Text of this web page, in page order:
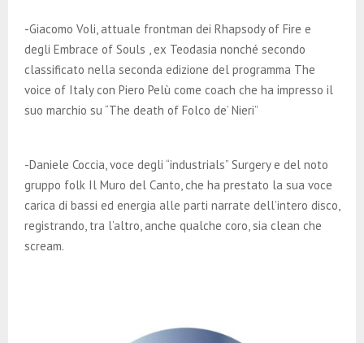
-Giacomo Voli, attuale frontman dei Rhapsody of Fire e
degli Embrace of Souls , ex Teodasia nonché secondo
classificato nella seconda edizione del programma The
voice of Italy con Piero Pelù come coach che ha impresso il
suo marchio su “The death of Folco de’ Nieri”
-Daniele Coccia, voce degli “industrials” Surgery e del noto
gruppo folk Il Muro del Canto, che ha prestato la sua voce
carica di bassi ed energia alle parti narrate dell’intero disco,
registrando, tra l’altro, anche qualche coro, sia clean che
scream.